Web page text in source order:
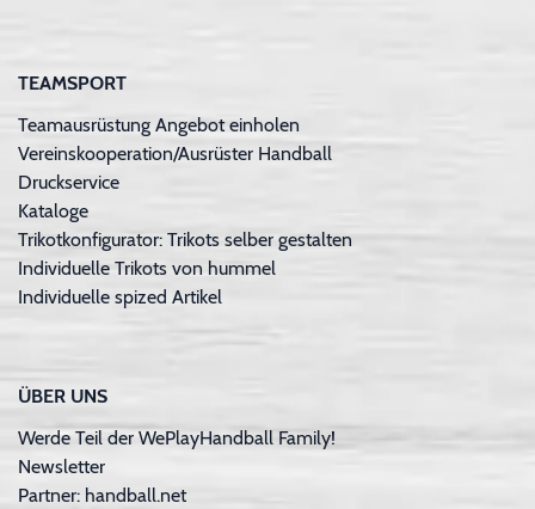
TEAMSPORT
Teamausrüstung Angebot einholen
Vereinskooperation/Ausrüster Handball
Druckservice
Kataloge
Trikotkonfigurator: Trikots selber gestalten
Individuelle Trikots von hummel
Individuelle spized Artikel
ÜBER UNS
Werde Teil der WePlayHandball Family!
Newsletter
Partner: handball.net